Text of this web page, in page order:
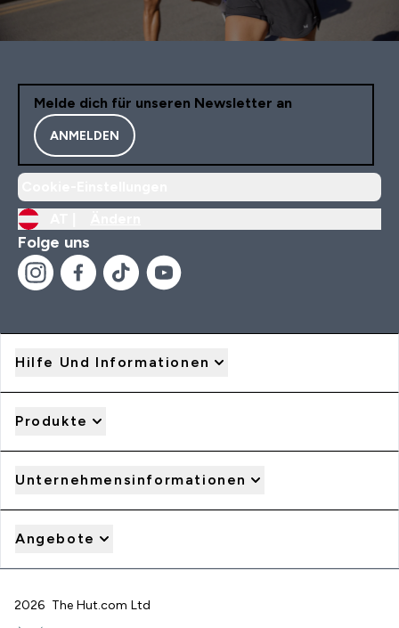
Melde dich für unseren Newsletter an
ANMELDEN
Folge uns
Hilfe Und Informationen
Produkte
Unternehmensinformationen
Angebote
2026 The Hut.com Ltd